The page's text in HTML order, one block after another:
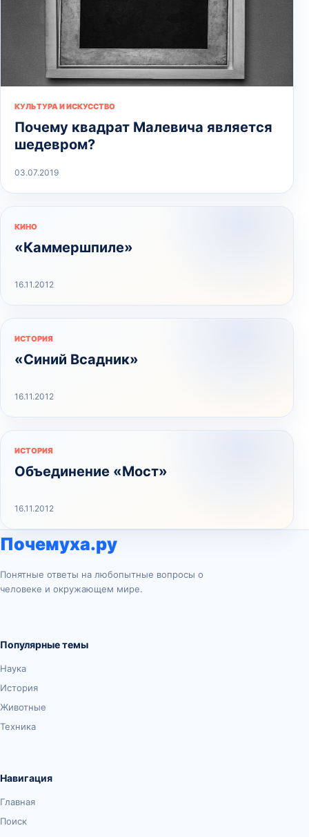
КУЛЬТУРА И ИСКУССТВО
Почему квадрат Малевича является
шедевром?
03.07.2019
КИНО
«Каммершпиле»
16.11.2012
ИСТОРИЯ
«Синий Всадник»
16.11.2012
ИСТОРИЯ
Объединение «Мост»
16.11.2012
Почемуха.ру
Понятные ответы на любопытные вопросы о
человеке и окружающем мире.
Популярные темы
Наука
История
Животные
Техника
Навигация
Главная
Поиск